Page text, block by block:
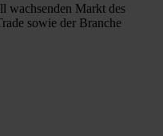
wachsenden Markt des
sowie der Branche